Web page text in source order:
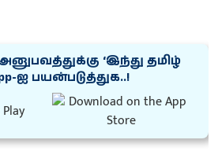
அனுபவத்துக்கு ‘இந்து தமிழ்
ஐ பயன்படுத்துக..!